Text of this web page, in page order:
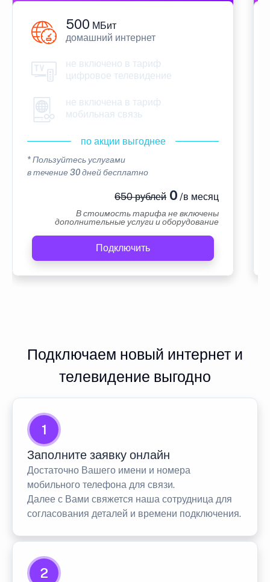
500 МБит
домашний интернет
не включено в тариф
цифровое телевидение
не включена в тариф
мобильная связь
по акции выгоднее
* Пользуйтесь услугами
в течение 30 дней бесплатно
650 рублей0 /в месяц
В стоимость тарифа не включены
дополнительные услуги и оборудование
Подключить
Подключаем новый интернет и
телевидение выгодно
1
Заполните заявку онлайн
Достаточно Вашего имени и номера
мобильного телефона для связи.
Далее с Вами свяжется наша сотрудница для
согласования деталей и времени подключения.
2